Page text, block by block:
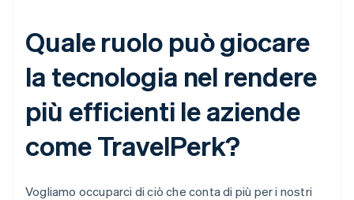
Quale ruolo può giocare
la tecnologia nel rendere
più efficienti le aziende
come TravelPerk?
Vogliamo occuparci di ciò che conta di più per i nostri